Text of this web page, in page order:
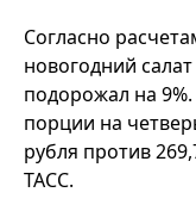
Согласно
новогодний
подорожал на
порции на
рубля против
ТАСС.